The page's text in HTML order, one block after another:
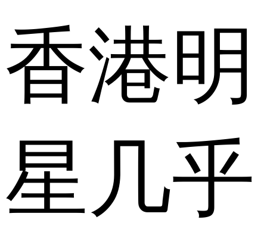
香港明
星几乎